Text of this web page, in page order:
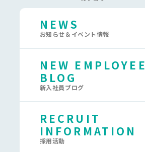
NEWS
お知らせ＆イベント情報
NEW EMPLOYEE
BLOG
新入社員ブログ
RECRUIT
INFORMATION
採用活動